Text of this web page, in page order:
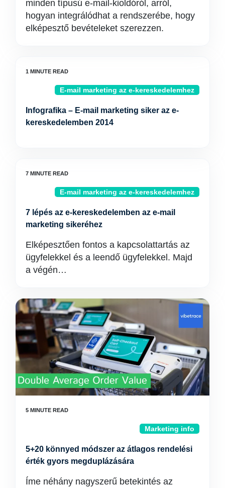
minden típusú e-mail-kioldóról, arról,
hogyan integrálódhat a rendszerébe, hogy
elképesztő bevételeket szerezzen.
E-mail marketing az e-kereskedelemhez
Infografika – E-mail marketing siker az e-
kereskedelemben 2014
E-mail marketing az e-kereskedelemhez
7 lépés az e-kereskedelemben az e-mail
marketing sikeréhez
Elképesztően fontos a kapcsolattartás az
ügyfelekkel és a leendő ügyfelekkel. Majd
a végén…
Marketing info
5+20 könnyed módszer az átlagos rendelési
érték gyors megduplázására
Íme néhány nagyszerű betekintés az